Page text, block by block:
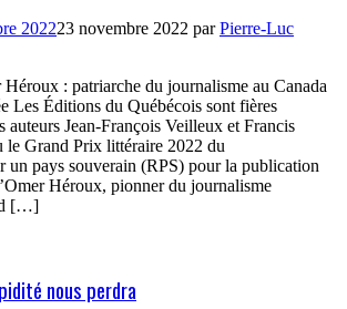
202223 novembre 2022 parPierre-Luc
: patriarche du journalisme au Canada
Les Éditions du Québécois sont fières
auteurs Jean-François Veilleux et Francis
le Grand Prix littéraire 2022 du
un pays souverain (RPS) pour la publication
Héroux, pionner du journalisme
[…]
nous perdra